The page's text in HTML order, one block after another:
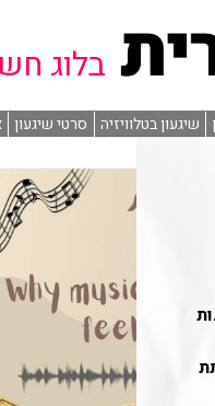
בלוג
שיגעון בטלוויזיה סרטי שיגעון